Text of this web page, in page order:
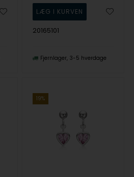
20165101
Fjernlager 3-5 hverdage
19%